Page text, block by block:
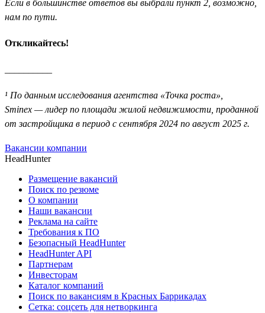
Если в большинстве ответов вы выбрали пункт 2, возможно,
нам по пути.
Откликайтесь!
¹ По данным исследования агентства «Точка роста»,
Sminex — лидер по площади жилой недвижимости, проданной
от застройщика в период с сентября 2024 по август 2025 г.
Вакансии компании
HeadHunter
Размещение вакансий
Поиск по резюме
О компании
Наши вакансии
Реклама на сайте
Требования к ПО
Безопасный HeadHunter
HeadHunter API
Партнерам
Инвесторам
Каталог компаний
Поиск по вакансиям в Красных Баррикадах
Сетка: соцсеть для нетворкинга